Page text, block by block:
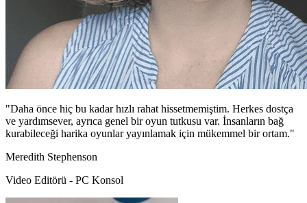
"Daha önce hiç bu kadar hızlı rahat hissetmemiştim. Herkes dostça
ve yardımsever, ayrıca genel bir oyun tutkusu var. İnsanların bağ
kurabileceği harika oyunlar yayınlamak için mükemmel bir ortam."
Meredith Stephenson
Video Editörü - PC Konsol